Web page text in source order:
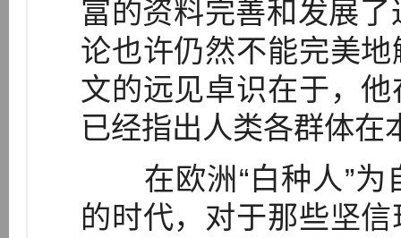
富的资料完善和发展
论也许仍然不能完美
文的远见卓识在于，
已经指出人类各群体在
在欧洲“白种人”为
的时代，对于那些坚